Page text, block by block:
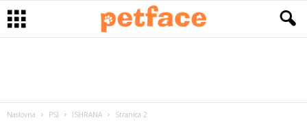
Naslovna PSI ISHRANA Stranica 2